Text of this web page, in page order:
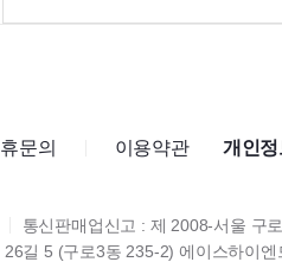
문의 이용약관 개인
통신판매업신고 : 제 2008-서울 구
길 5 (구로3동 235-2) 에이스하이